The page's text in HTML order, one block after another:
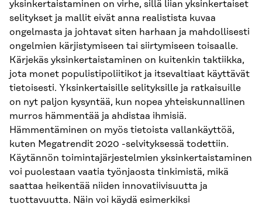
yksinkertaistaminen on virhe, sillä liian yksinkertaiset
selitykset ja mallit eivät anna realistista kuvaa
ongelmasta ja johtavat siten harhaan ja mahdollisesti
ongelmien kärjistymiseen tai siirtymiseen toisaalle.
Kärjekäs yksinkertaistaminen on kuitenkin taktiikka,
jota monet populistipoliitikot ja itsevaltiaat käyttävät
tietoisesti. Yksinkertaisille selityksille ja ratkaisuille
on nyt paljon kysyntää, kun nopea yhteiskunnallinen
murros hämmentää ja ahdistaa ihmisiä.
Hämmentäminen on myös tietoista vallankäyttöä,
kuten Megatrendit 2020 -selvityksessä todettiin.
Käytännön toimintajärjestelmien yksinkertaistaminen
voi puolestaan vaatia työnjaosta tinkimistä, mikä
saattaa heikentää niiden innovatiivisuutta ja
tuottavuutta. Näin voi käydä esimerkiksi